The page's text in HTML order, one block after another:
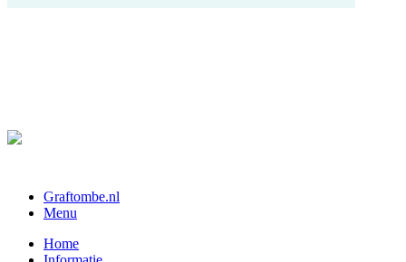
Graftombe.nl
Menu
Home